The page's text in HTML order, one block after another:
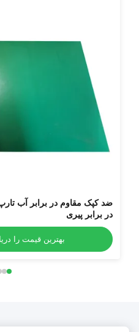
ضد کپک مقاوم در برابر آب
در برابر پیری
بهترین قیمت را